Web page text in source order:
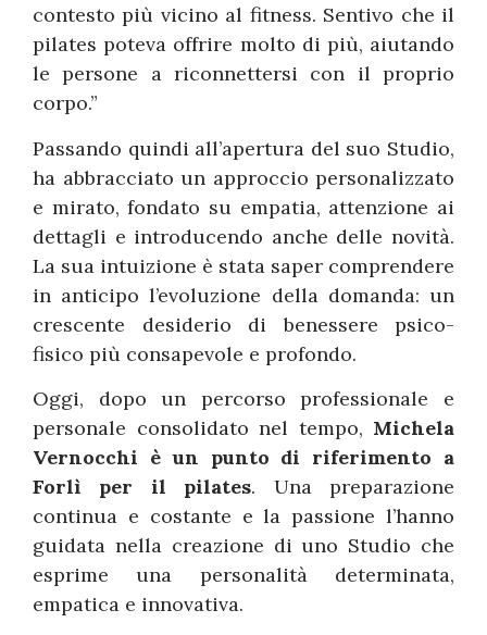
contesto più vicino al fitness. Sentivo che il
pilates poteva offrire molto di più, aiutando
le persone a riconnettersi con il proprio
corpo.”
Passando quindi all’apertura del suo Studio,
ha abbracciato un approccio personalizzato
e mirato, fondato su empatia, attenzione ai
dettagli e introducendo anche delle novità.
La sua intuizione è stata saper comprendere
in anticipo l’evoluzione della domanda: un
crescente desiderio di benessere psico-
fisico più consapevole e profondo.
Oggi, dopo un percorso professionale e
personale consolidato nel tempo, Michela
Vernocchi è un punto di riferimento a
Forlì per il pilates. Una preparazione
continua e costante e la passione l’hanno
guidata nella creazione di uno Studio che
esprime una personalità determinata,
empatica e innovativa.